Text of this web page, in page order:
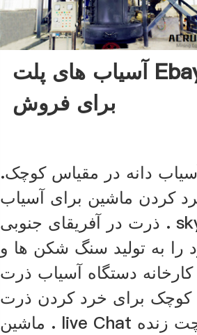
آسیاب های پلت Ebay
برای فروش
دانه در مقیاس کوچک.
کردن ماشین برای آسیاب
ذرت در آفریقای جنوبی . sky
را به تولید سنگ شکن ها و
کارخانه دستگاه آسیاب ذرت
کوچک برای خرد کردن ذرت
ماشین . live Chat چت زنده